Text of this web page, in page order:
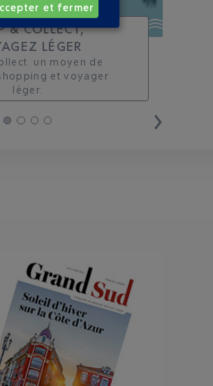
& COLLECT,
LÉGER
un moyen de
et voyager
léger.
et fermer